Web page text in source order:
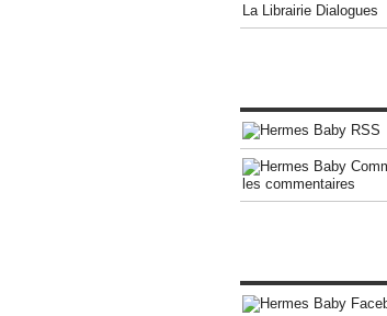
La Librairie Dialogues
les commentaires